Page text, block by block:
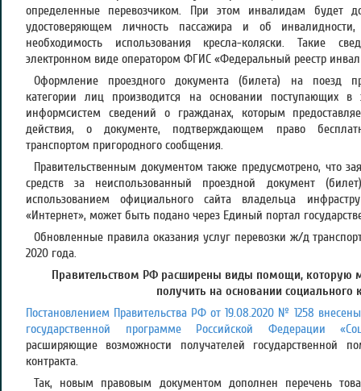
определенные перевозчиком. При этом инвалидам будет
удостоверяющем личность пассажира и об
необходимость использования кресла-коляски. Такие
электронном виде оператором ФГИС «Федеральный реестр
Оформление проездного документа (билета) на поезд
категории лиц производится на основании поступающих в
информсистем сведений о гражданах, которым
действия, о документе, подтверждающем право
транспортом пригородного сообщения.
Правительственным документом также предусмотрено, что
средств за неиспользованный проездной документ
использованием официального сайта владельца
«Интернет», может быть подано через Единый портал
Обновленные правила оказания услуг перевозки ж/д
2020 года.
Правительством РФ расширены виды помощи, которую
получить на основании социального
Постановлением Правительства РФ от 19.08.2020 № 1258
государственной программе Российской Федерации
расширяющие возможности получателей государственной
контракта.
Так, новым правовым документом дополнен перечень